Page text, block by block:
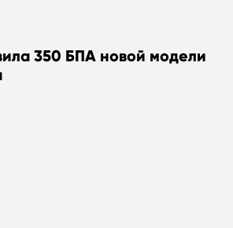
350 БПА новой модели